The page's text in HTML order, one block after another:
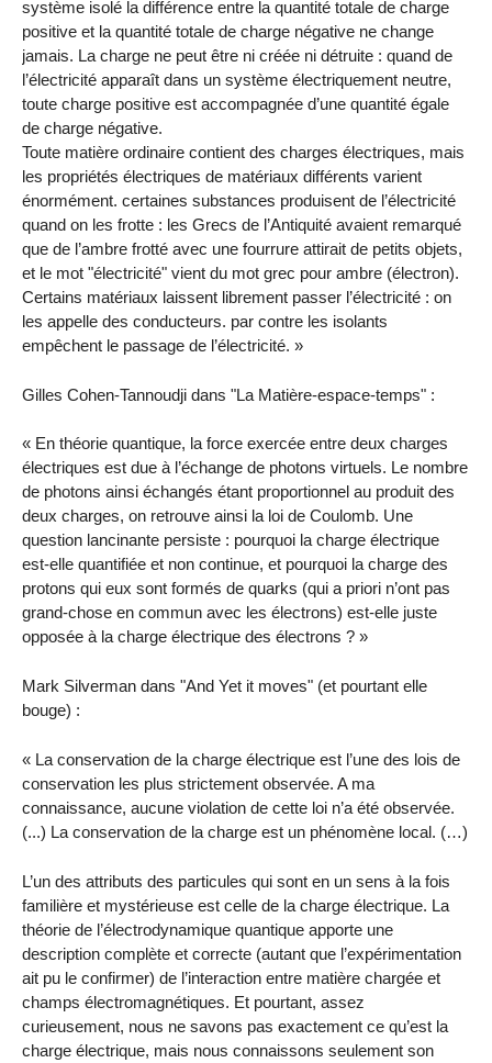
système isolé la différence entre la quantité totale de charge
positive et la quantité totale de charge négative ne change
jamais. La charge ne peut être ni créée ni détruite : quand de
l’électricité apparaît dans un système électriquement neutre,
toute charge positive est accompagnée d’une quantité égale
de charge négative.
Toute matière ordinaire contient des charges électriques, mais
les propriétés électriques de matériaux différents varient
énormément. certaines substances produisent de l’électricité
quand on les frotte : les Grecs de l’Antiquité avaient remarqué
que de l’ambre frotté avec une fourrure attirait de petits objets,
et le mot "électricité" vient du mot grec pour ambre (électron).
Certains matériaux laissent librement passer l’électricité : on
les appelle des conducteurs. par contre les isolants
empêchent le passage de l’électricité. »
Gilles Cohen-Tannoudji dans "La Matière-espace-temps" :
« En théorie quantique, la force exercée entre deux charges
électriques est due à l’échange de photons virtuels. Le nombre
de photons ainsi échangés étant proportionnel au produit des
deux charges, on retrouve ainsi la loi de Coulomb. Une
question lancinante persiste : pourquoi la charge électrique
est-elle quantifiée et non continue, et pourquoi la charge des
protons qui eux sont formés de quarks (qui a priori n’ont pas
grand-chose en commun avec les électrons) est-elle juste
opposée à la charge électrique des électrons ? »
Mark Silverman dans "And Yet it moves" (et pourtant elle
bouge) :
« La conservation de la charge électrique est l’une des lois de
conservation les plus strictement observée. A ma
connaissance, aucune violation de cette loi n’a été observée.
(...) La conservation de la charge est un phénomène local. (…)
L’un des attributs des particules qui sont en un sens à la fois
familière et mystérieuse est celle de la charge électrique. La
théorie de l’électrodynamique quantique apporte une
description complète et correcte (autant que l’expérimentation
ait pu le confirmer) de l’interaction entre matière chargée et
champs électromagnétiques. Et pourtant, assez
curieusement, nous ne savons pas exactement ce qu’est la
charge électrique, mais nous connaissons seulement son